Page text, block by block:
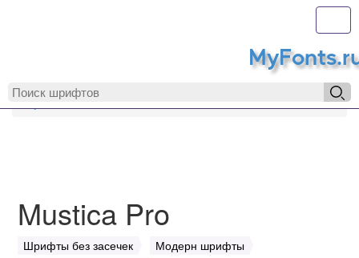
MyFonts.ru
Mustica Pro
Шрифты без засечек
Модерн шрифты